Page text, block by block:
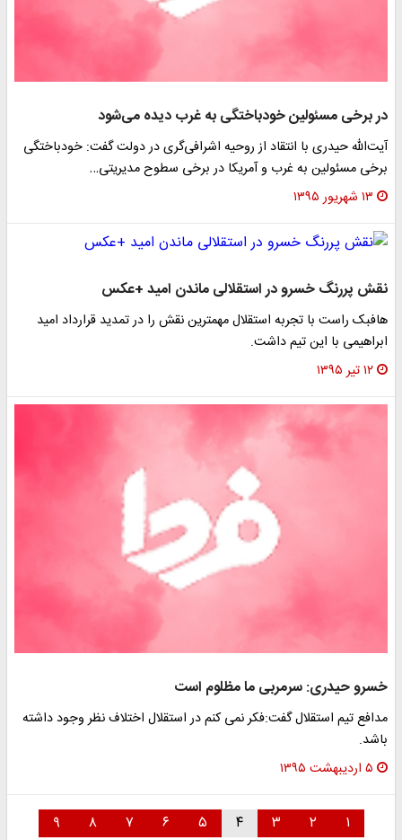
در برخی مسئولین خودباختگی به غرب دیده می‌شود
آیت‌الله حیدری با انتقاد از روحیه اشرافی‌گری در دولت گفت: خودباختگی
برخی مسئولین به غرب و آمریکا در برخی سطوح مدیریتی…
۱۳ شهریور ۱۳۹۵
نقش پررنگ خسرو در استقلالی ماندن امید +عکس
هافبک راست با تجربه استقلال مهمترین نقش را در تمدید قرارداد امید
ابراهیمی با این تیم داشت.
۱۲ تیر ۱۳۹۵
خسرو حیدری: سرمربی ما مظلوم است
مدافع تیم استقلال گفت:فکر نمی کنم در استقلال اختلاف نظر وجود داشته
باشد.
۵ اردیبهشت ۱۳۹۵
۱ ۲ ۳ ۴ ۵ ۶ ۷ ۸ ۹